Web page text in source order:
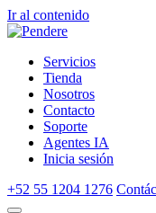
Ir al contenido
Servicios
Tienda
Nosotros
Contacto
Soporte
Agentes IA
Inicia sesión
+52 55 1204 1276